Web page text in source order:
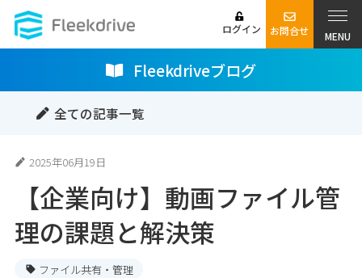
MENU
ログイン お問合せ
Fleekdriveブログ
全ての記事一覧
2025年06月19日
【企業向け】動画ファイル管
理の課題と解決策
ファイル共有・管理